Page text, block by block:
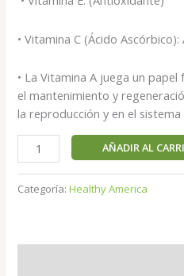
• Vitamina C (Ácido
• La Vitamina A juega un
el mantenimiento y
la reproducción y en el
AÑADIR AL
Categoría:Healthy America